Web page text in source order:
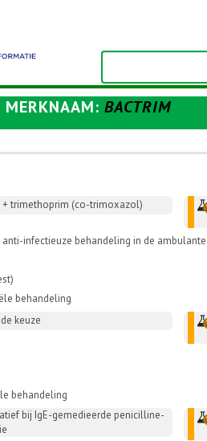
MERKNAAM: BACTRIM
trimethoprim (co-trimoxazol)
anti-infectieuze behandeling in de
behandeling
keuze
behandeling
bij IgE-gemedieerde penicilline-